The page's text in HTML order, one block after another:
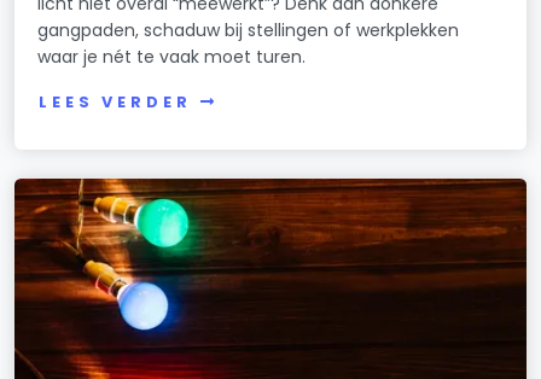
gangpaden, schaduw bij stellingen of werkplekken
waar je nét te vaak moet turen.
LEES VERDER